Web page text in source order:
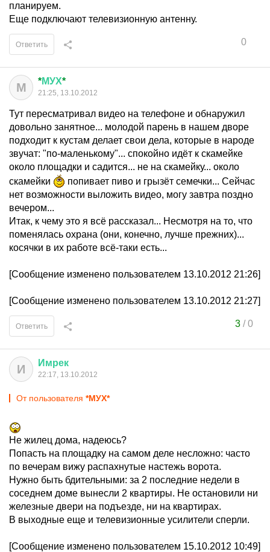
планируем.
Еще подключают телевизионную антенну.
0
Ответить
М *МУХ*
21:25, 13.10.2012
Тут пересматривал видео на телефоне и обнаружил
довольно занятное... молодой парень в нашем дворе
подходит к кустам делает свои дела, которые в народе
звучат: "по-маленькому"... спокойно идёт к скамейке
около площадки и садится... не на скамейку... около
скамейки
попивает пиво и грызёт семечки... Сейчас
нет возможности выложить видео, могу завтра поздно
вечером...
Итак, к чему это я всё рассказал... Несмотря на то, что
поменялась охрана (они, конечно, лучше прежних)...
косячки в их работе всё-таки есть...
[Сообщение изменено пользователем 13.10.2012 21:26]
[Сообщение изменено пользователем 13.10.2012 21:27]
3/0
Ответить
И Имрек
22:17, 13.10.2012
От пользователя *МУХ*
Не жилец дома, надеюсь?
Попасть на площадку на самом деле несложно: часто
по вечерам вижу распахнутые настежь ворота.
Нужно быть бдительными: за 2 последние недели в
соседнем доме вынесли 2 квартиры. Не остановили ни
железные двери на подъезде, ни на квартирах.
В выходные еще и телевизионные усилители сперли.
[Сообщение изменено пользователем 15.10.2012 10:49]